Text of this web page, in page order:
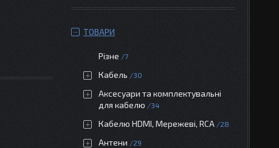
ТОВАРИ
Різне 7
Кабель 30
Аксесуари та комплектувальні
для кабелю
34
Кабелю HDMI, Мережеві, RCA 28
Антени 29